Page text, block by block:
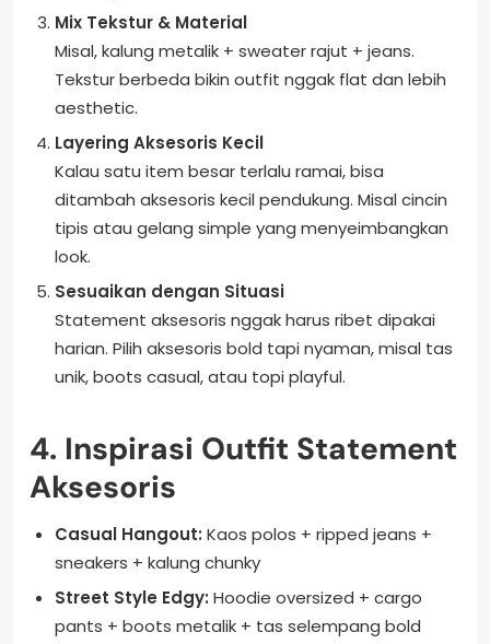
Mix Tekstur & Material
Misal, kalung metalik + sweater rajut + jeans.
Tekstur berbeda bikin outfit nggak flat dan lebih
aesthetic.
Layering Aksesoris Kecil
Kalau satu item besar terlalu ramai, bisa
ditambah aksesoris kecil pendukung. Misal cincin
tipis atau gelang simple yang menyeimbangkan
look.
Sesuaikan dengan Situasi
Statement aksesoris nggak harus ribet dipakai
harian. Pilih aksesoris bold tapi nyaman, misal tas
unik, boots casual, atau topi playful.
4. Inspirasi Outfit Statement
Aksesoris
Casual Hangout: Kaos polos + ripped jeans +
sneakers + kalung chunky
Street Style Edgy: Hoodie oversized + cargo
pants + boots metalik + tas selempang bold